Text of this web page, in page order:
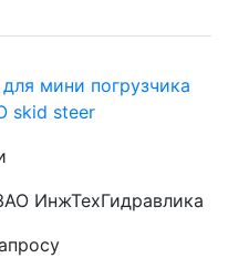
мини погрузчика
skid steer
ИнжТехГидравлика